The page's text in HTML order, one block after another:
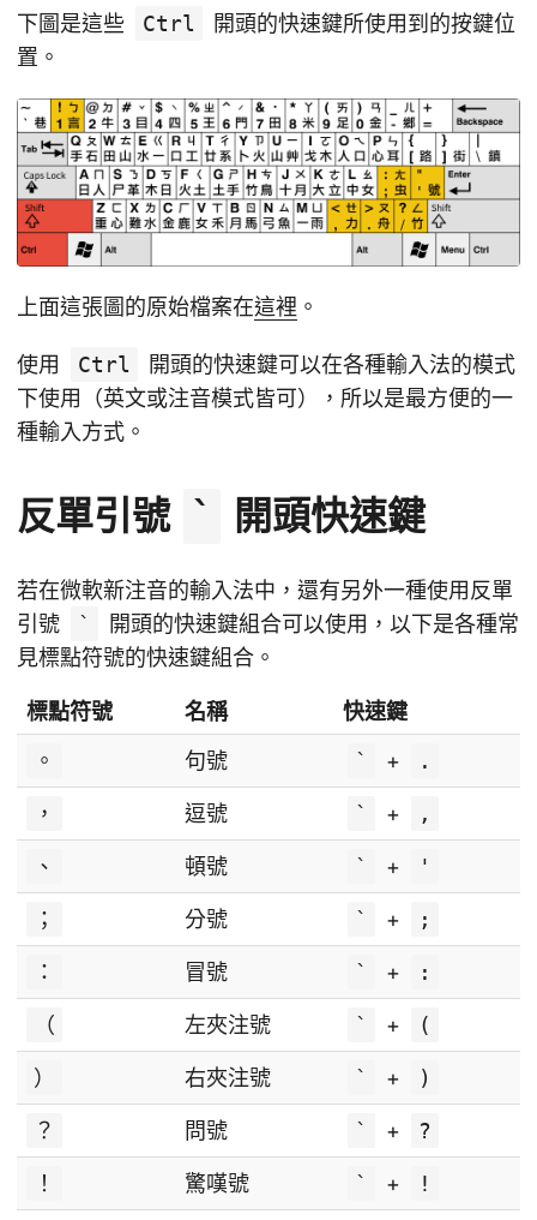
下圖是這些 Ctrl
開頭的快速鍵所使用到的按鍵位
置。
上面這張圖的原始檔案在這裡 。
使用 Ctrl
開頭的快速鍵可以在各種輸入法的模式
下使用（英文或注音模式皆可），所以是最方便的一
種輸入方式。
反單引號 ` 開頭快速鍵
若在微軟新注音的輸入法中，還有另外一種使用反單
引號
`
開頭的快速鍵組合可以使用，以下是各種常
見標點符號的快速鍵組合。
標點符號 名稱
快速鍵
。
句號 ` + .
， 逗號 ` + ,
、 頓號 ` + '
； 分號 ` + ;
： 冒號 ` + :
（ 左夾注號 ` + (
） 右夾注號 ` + )
？ 問號 ` + ?
！ 驚嘆號 ` + !